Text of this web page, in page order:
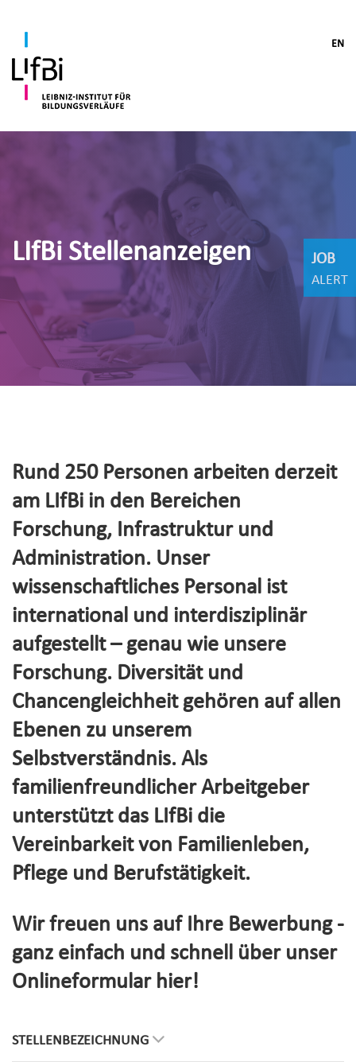
EN
LIfBi Stellenanzeigen
Rund 250 Personen arbeiten derzeit
am LIfBi in den Bereichen
Forschung, Infrastruktur und
Administration. Unser
wissenschaftliches Personal ist
international und interdisziplinär
aufgestellt – genau wie unsere
Forschung. Diversität und
Chancengleichheit gehören auf allen
Ebenen zu unserem
Selbstverständnis. Als
familienfreundlicher Arbeitgeber
unterstützt das LIfBi die
Vereinbarkeit von Familienleben,
Pflege und Berufstätigkeit.
Wir freuen uns auf Ihre Bewerbung -
ganz einfach und schnell über unser
Onlineformular hier!
STELLENBEZEICHNUNG
JOB
ALERT